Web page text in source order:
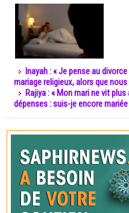
Inayah : « Je pense au
mariage religieux, alors que
Rajiya : « Mon mari ne vit
dépenses : suis-je encore mariée